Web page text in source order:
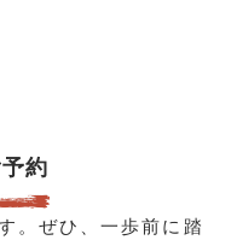
約
。ぜひ、一歩前に踏